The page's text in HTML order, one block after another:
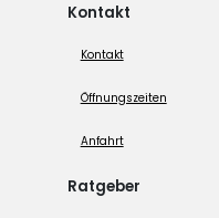
Kontakt
Kontakt
Öffnungszeiten
Anfahrt
Ratgeber